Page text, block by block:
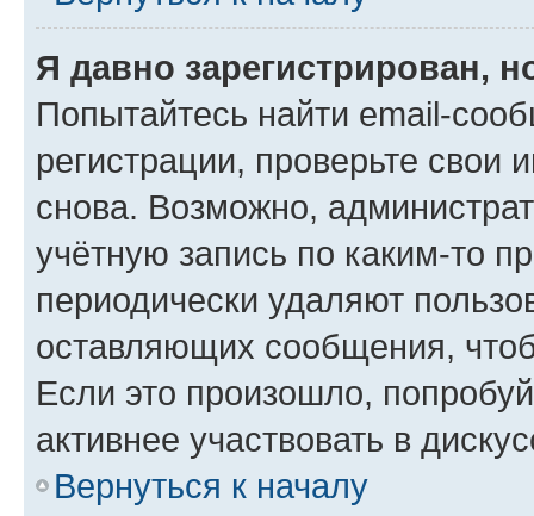
Я давно зарегистрирован,
Попытайтесь найти email-
регистрации, проверьте свои
снова. Возможно,
учётную запись по каким-то
периодически удаляют
оставляющих сообщения,
Если это произошло,
активнее участвовать в
Вернуться к началу